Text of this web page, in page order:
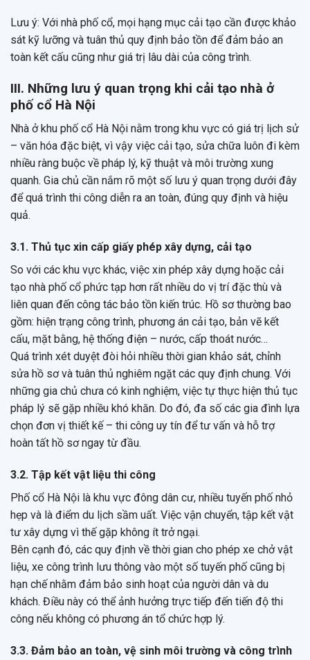
Lưu ý: Với nhà phố cổ, mọi hạng mục cải tạo cần được khảo
sát kỹ lưỡng và tuân thủ quy định bảo tồn để đảm bảo an
toàn kết cấu cũng như giá trị lâu dài của công trình.
III. Những lưu ý quan trọng khi cải tạo nhà ở
phố cổ Hà Nội
Nhà ở khu phố cổ Hà Nội nằm trong khu vực có giá trị lịch sử
– văn hóa đặc biệt, vì vậy việc cải tạo, sửa chữa luôn đi kèm
nhiều ràng buộc về pháp lý, kỹ thuật và môi trường xung
quanh. Gia chủ cần nắm rõ một số lưu ý quan trọng dưới đây
để quá trình thi công diễn ra an toàn, đúng quy định và hiệu
quả.
3.1. Thủ tục xin cấp giấy phép xây dựng, cải tạo
So với các khu vực khác, việc xin phép xây dựng hoặc cải
tạo nhà phố cổ phức tạp hơn rất nhiều do vị trí đặc thù và
liên quan đến công tác bảo tồn kiến trúc. Hồ sơ thường bao
gồm: hiện trạng công trình, phương án cải tạo, bản vẽ kết
cấu, mặt bằng, hệ thống điện – nước, cấp thoát nước…
Quá trình xét duyệt đòi hỏi nhiều thời gian khảo sát, chỉnh
sửa hồ sơ và tuân thủ nghiêm ngặt các quy định chung. Với
những gia chủ chưa có kinh nghiệm, việc tự thực hiện thủ tục
pháp lý sẽ gặp nhiều khó khăn. Do đó, đa số các gia đình lựa
chọn đơn vị thiết kế – thi công uy tín để tư vấn và hỗ trợ
hoàn tất hồ sơ ngay từ đầu.
3.2. Tập kết vật liệu thi công
Phố cổ Hà Nội là khu vực đông dân cư, nhiều tuyến phố nhỏ
hẹp và là điểm du lịch sầm uất. Việc vận chuyển, tập kết vật
tư xây dựng vì thế gặp không ít trở ngại.
Bên cạnh đó, các quy định về thời gian cho phép xe chở vật
liệu, xe công trình lưu thông vào một số tuyến phố cũng bị
hạn chế nhằm đảm bảo sinh hoạt của người dân và du
khách. Điều này có thể ảnh hưởng trực tiếp đến tiến độ thi
công nếu không có phương án tổ chức hợp lý.
3.3. Đảm bảo an toàn, vệ sinh môi trường và công trình